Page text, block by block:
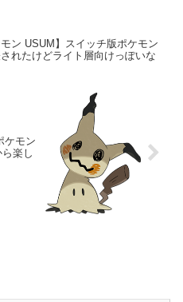
モン USUM】スイッチ版ポケモン
れたけどライト層向けっぽいな
ケモン
楽し